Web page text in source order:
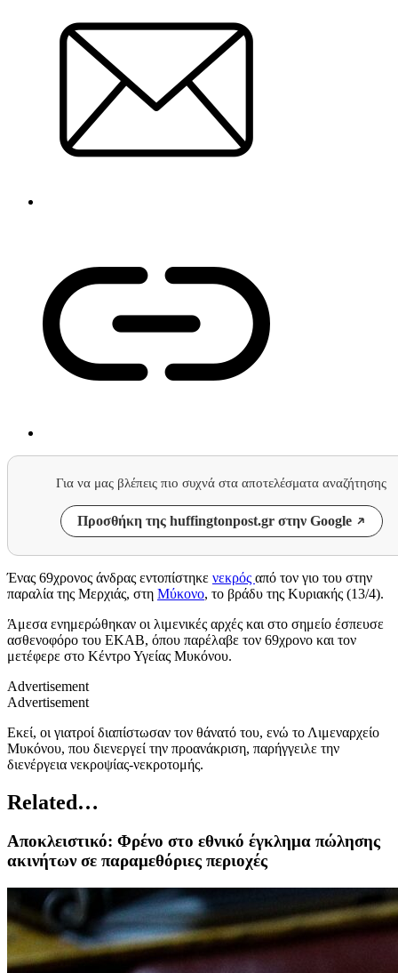
Για να μας βλέπεις πιο συχνά στα αποτελέσματα αναζήτησης
Προσθήκη της huffingtonpost.gr στην Google
Ένας 69χρονος άνδρας εντοπίστηκε νεκρός από τον γιο του στην
παραλία της Μερχιάς, στη Μύκονο, το βράδυ της Κυριακής (13/4).
Άμεσα ενημερώθηκαν οι λιμενικές αρχές και στο σημείο έσπευσε
ασθενοφόρο του ΕΚΑΒ, όπου παρέλαβε τον 69χρονο και τον
μετέφερε στο Κέντρο Υγείας Μυκόνου.
Advertisement
Advertisement
Εκεί, οι γιατροί διαπίστωσαν τον θάνατό του, ενώ το Λιμεναρχείο
Μυκόνου, που διενεργεί την προανάκριση, παρήγγειλε την
διενέργεια νεκροψίας-νεκροτομής.
Related…
Aποκλειστικό: Φρένο στο εθνικό έγκλημα πώλησης
ακινήτων σε παραμεθόριες περιοχές